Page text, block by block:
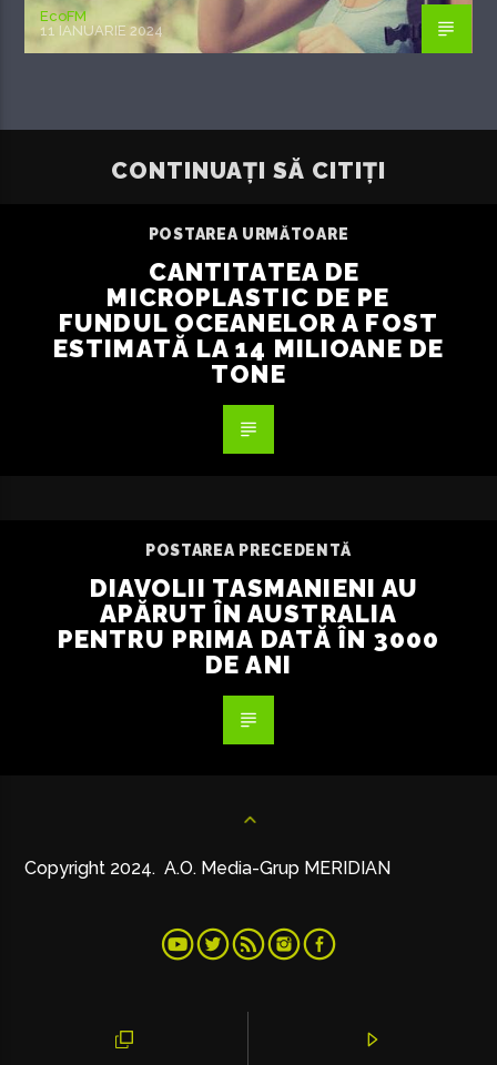
EcoFM
11 IANUARIE 2024
CONTINUAȚI SĂ CITIȚI
POSTAREA URMĂTOARE
CANTITATEA DE
MICROPLASTIC DE PE
FUNDUL OCEANELOR A FOST
ESTIMATĂ LA 14 MILIOANE DE
TONE
POSTAREA PRECEDENTĂ
DIAVOLII TASMANIENI AU
APĂRUT ÎN AUSTRALIA
PENTRU PRIMA DATĂ ÎN 3000
DE ANI
Copyright 2024. A.O. Media-Grup MERIDIAN